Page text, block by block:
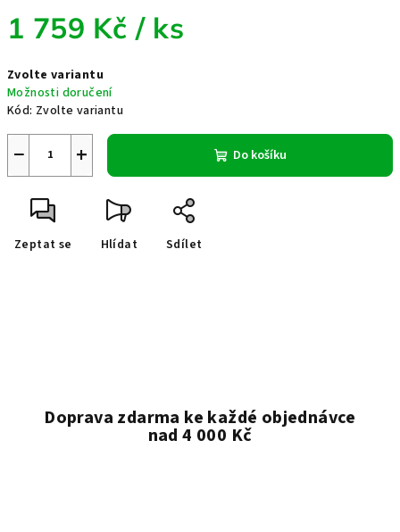
1 759 Kč / ks
cena:
Zvolte variantu
Možnosti doručení
Kód: Zvolte variantu
+
− Do košíku
Zeptat se Hlídat Sdílet
Doprava zdarma ke každé objednávce
nad 4 000 Kč